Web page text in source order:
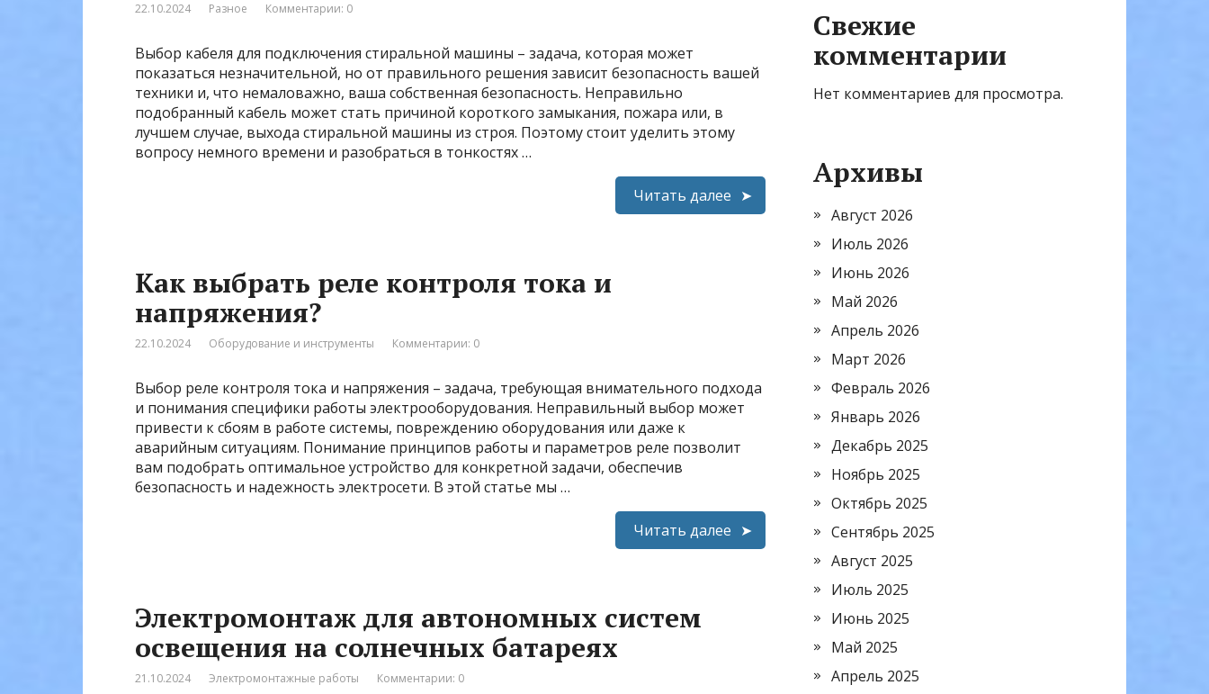
22.10.2024 Разное Комментарии: 0
Выбор кабеля для подключения стиральной машины – задача, которая может
показаться незначительной, но от правильного решения зависит безопасность вашей
техники и, что немаловажно, ваша собственная безопасность. Неправильно
подобранный кабель может стать причиной короткого замыкания, пожара или, в
лучшем случае, выхода стиральной машины из строя. Поэтому стоит уделить этому
вопросу немного времени и разобраться в тонкостях …
Читать далее
Как выбрать реле контроля тока и
напряжения?
22.10.2024 Оборудование и инструменты Комментарии: 0
Выбор реле контроля тока и напряжения – задача, требующая внимательного подхода
и понимания специфики работы электрооборудования. Неправильный выбор может
привести к сбоям в работе системы, повреждению оборудования или даже к
аварийным ситуациям. Понимание принципов работы и параметров реле позволит
вам подобрать оптимальное устройство для конкретной задачи, обеспечив
безопасность и надежность электросети. В этой статье мы …
Читать далее
Электромонтаж для автономных систем
освещения на солнечных батареях
21.10.2024 Электромонтажные работы Комментарии: 0
Свежие
комментарии
Нет комментариев для просмотра.
Архивы
Август 2026
Июль 2026
Июнь 2026
Май 2026
Апрель 2026
Март 2026
Февраль 2026
Январь 2026
Декабрь 2025
Ноябрь 2025
Октябрь 2025
Сентябрь 2025
Август 2025
Июль 2025
Июнь 2025
Май 2025
Апрель 2025